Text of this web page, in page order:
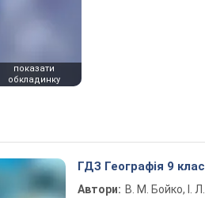
показати
обкладинку
ГДЗ Географія 9 клас
Автори: В. М. Бойко, І. Л.